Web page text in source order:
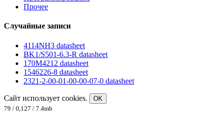
Прочее
Случайные записи
4114NH3 datasheet
BK1/S501-6.3-R datasheet
170M4212 datasheet
1546226-8 datasheet
2321-2-00-01-00-00-07-0 datasheet
Сайт использует cookies.
OK
79 / 0,127 / 7.4mb